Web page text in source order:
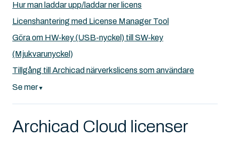
Hur man laddar upp/laddar ner licens
Licenshantering med License Manager Tool
Göra om HW-key (USB-nyckel) till SW-key
(Mjukvarunyckel)
Tillgång till Archicad närverkslicens som användare
Se mer▼
Archicad Cloud licenser